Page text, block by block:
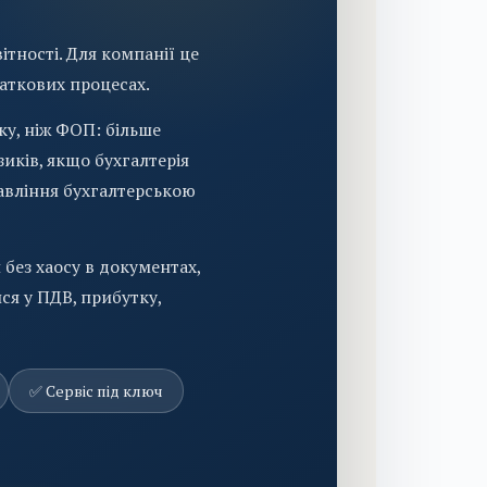
Для компанії це
процесах.
ніж ФОП: більше
якщо бухгалтерія
бухгалтерською
хаосу в документах,
у ПДВ, прибутку,
✅ Сервіс під ключ